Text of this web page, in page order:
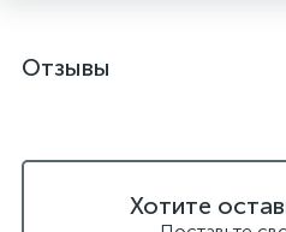
Отзывы
Хотите